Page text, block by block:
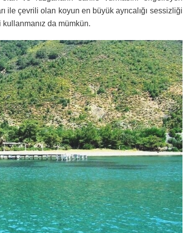
ile çevrili olan koyun en büyük ayrıcalığı sessizliği
da mümkün.